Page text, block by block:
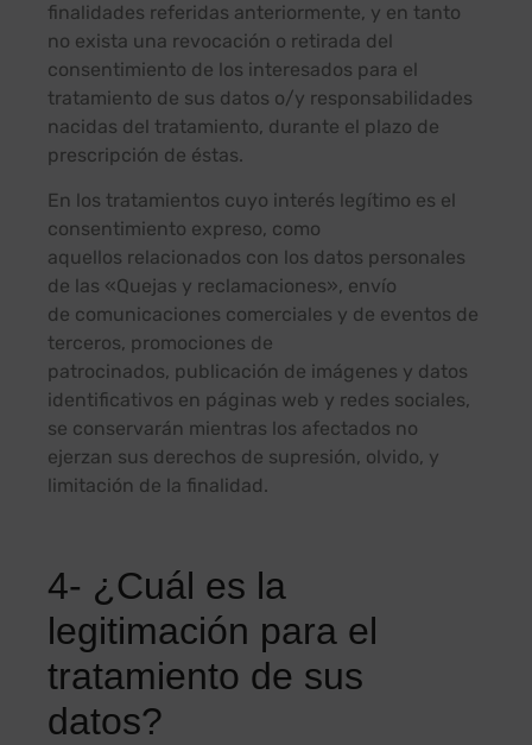
finalidades referidas anteriormente, y en tanto
no exista una revocación o retirada del
consentimiento de los interesados para el
tratamiento de sus datos o/y responsabilidades
nacidas del tratamiento, durante el plazo de
prescripción de éstas.
En los tratamientos cuyo interés legítimo es el
consentimiento expreso, como
aquellos relacionados con los datos personales
de las «Quejas y reclamaciones», envío
de comunicaciones comerciales y de eventos de
terceros, promociones de
patrocinados, publicación de imágenes y datos
identificativos en páginas web y redes sociales,
se conservarán mientras los afectados no
ejerzan sus derechos de supresión, olvido, y
limitación de la finalidad.
4- ¿Cuál es la
legitimación para el
tratamiento de sus
datos?